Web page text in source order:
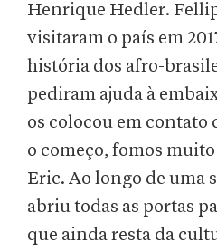
Henrique Hedler.
visitaram o país em
história dos afro-
pediram ajuda à
os colocou em contato
o começo, fomos
Eric. Ao longo de uma
abriu todas as portas
que ainda resta da